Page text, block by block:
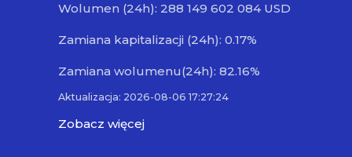
Wolumen (24h): 288 149 602 084 USD
Zamiana kapitalizacji (24h): 0.17%
Zamiana wolumenu(24h): 82.16%
Aktualizacja: 2026-08-06 17:27:24
Zobacz więcej